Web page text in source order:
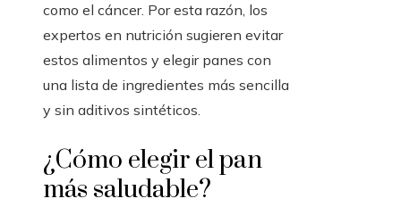
como el cáncer. Por esta razón, los
expertos en nutrición sugieren evitar
estos alimentos y elegir panes con
una lista de ingredientes más sencilla
y sin aditivos sintéticos.
¿Cómo elegir el pan
más saludable?